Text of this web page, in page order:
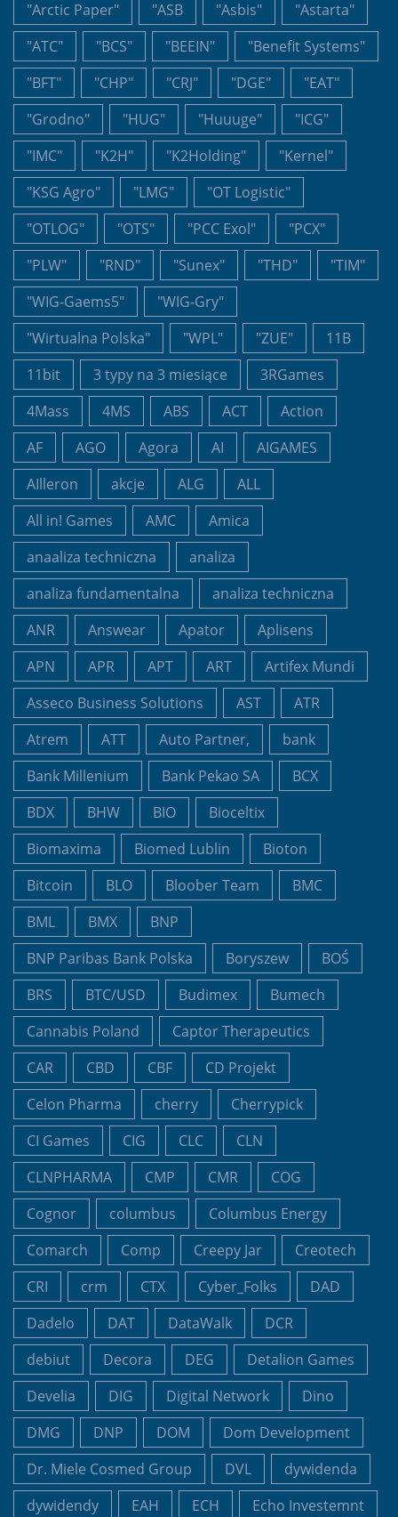
"Arctic Paper" "ASB "Asbis"
"Astarta"
"ATC"
"BCS" "BEEIN"
"Benefit Systems"
"BFT"
"CHP" "CRJ" "DGE"
"EAT"
"Grodno"
"HUG" "Huuuge"
"ICG"
"IMC"
"K2H" "K2Holding"
"Kernel"
"KSG Agro"
"LMG"
"OT Logistic"
"OTLOG"
"OTS" "PCC Exol"
"PCX"
"PLW"
"RND" "Sunex" "THD"
"TIM"
"WIG-Gaems5"
"WIG-Gry"
"Wirtualna Polska"
"WPL" "ZUE"
11B
11bit
3 typy na 3 miesiące
3RGames
4Mass
4MS ABS ACT
Action
AF
AGO Agora AI
AIGAMES
AIlleron
akcje ALG
ALL
All in! Games
AMC
Amica
anaaliza techniczna
analiza
analiza fundamentalna
analiza techniczna
ANR
Answear Apator
Aplisens
APN
APR APT ART
Artifex Mundi
Asseco Business Solutions
AST
ATR
Atrem
ATT Auto Partner,
bank
Bank Millenium
Bank Pekao SA
BCX
BDX
BHW BIO
Bioceltix
Biomaxima
Biomed Lublin
Bioton
Bitcoin
BLO Bloober Team
BMC
BML
BMX
BNP
BNP Paribas Bank Polska
Boryszew
BOŚ
BRS
BTC/USD Budimex
Bumech
Cannabis Poland
Captor Therapeutics
CAR
CBD CBF
CD Projekt
Celon Pharma
cherry
Cherrypick
CI Games
CIG CLC
CLN
CLNPHARMA
CMP CMR
COG
Cognor
columbus
Columbus Energy
Comarch
Comp Creepy Jar
Creotech
CRI
crm CTX Cyber_Folks
DAD
Dadelo
DAT DataWalk
DCR
debiut
Decora DEG
Detalion Games
Develia
DIG Digital Network
Dino
DMG
DNP DOM
Dom Development
Dr. Miele Cosmed Group
DVL
dywidenda
dywidendy
EAH ECH
Echo Investemnt